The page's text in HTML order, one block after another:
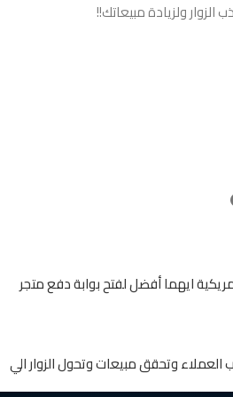
الزوار ولزيادة مبيعاتك!!
ايهما أفضل لفتح بوابة دفع متجر
وتحقق مبيعات وتحول الزوار الي